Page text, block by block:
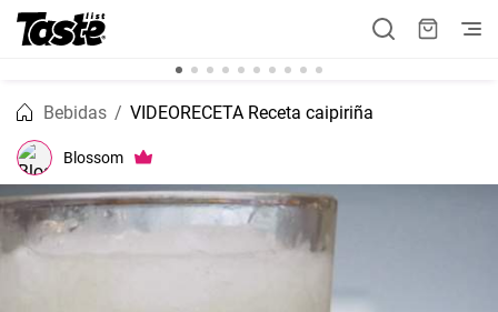
Bebidas VIDEORECETA Receta caipiriña
Blossom